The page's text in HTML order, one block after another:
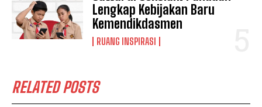
Lengkap Kebijakan Baru
Kemendikdasmen
RUANG INSPIRASI
RELATED POSTS